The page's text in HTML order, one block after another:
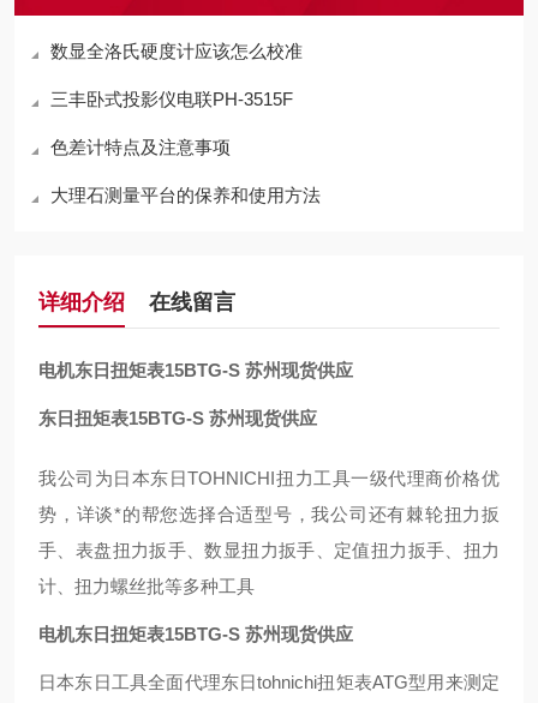
数显全洛氏硬度计应该怎么校准
三丰卧式投影仪电联PH-3515F
色差计特点及注意事项
大理石测量平台的保养和使用方法
详细介绍 在线留言
电机东日扭矩表15BTG-S 苏州现货供应
东日扭矩表15BTG-S 苏州现货供应
我公司为日本东日TOHNICHI扭力工具一级代理商价格优
势，详谈*的帮您选择合适型号，我公司还有棘轮扭力扳
手、表盘扭力扳手、数显扭力扳手、定值扭力扳手、扭力
计、扭力螺丝批等多种工具
电机东日扭矩表15BTG-S 苏州现货供应
日本东日工具全面代理东日tohnichi扭矩表ATG型用来测定